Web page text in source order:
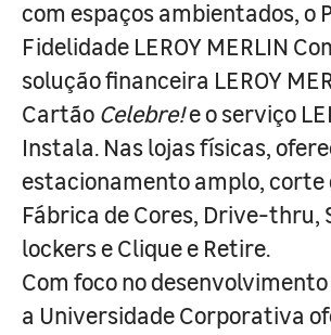
com espaços ambientados, o
Fidelidade LEROY MERLIN
solução financeira LEROY
Cartão Celebre!e o serviço
Instala. Nas lojas físicas,
estacionamento amplo, corte
Fábrica de Cores, Drive-thru,
lockers e Clique e Retire.
Com foco no desenvolvimento
a Universidade Corporativa